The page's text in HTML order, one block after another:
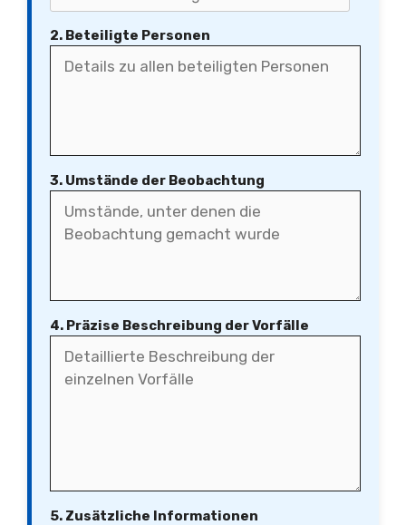
2. Beteiligte Personen
3. Umstände der Beobachtung
4. Präzise Beschreibung der Vorfälle
5. Zusätzliche Informationen